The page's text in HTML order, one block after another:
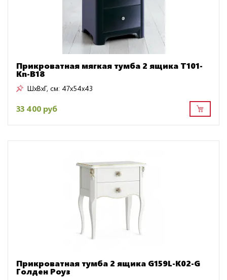
Прикроватная мягкая тумба 2 ящика T101-
Kn-B18
ШxВxГ, см: 47x54x43
33 400 руб
Прикроватная тумба 2 ящика G159L-K02-G
Голден Роуз